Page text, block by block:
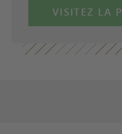
VISITEZ LA